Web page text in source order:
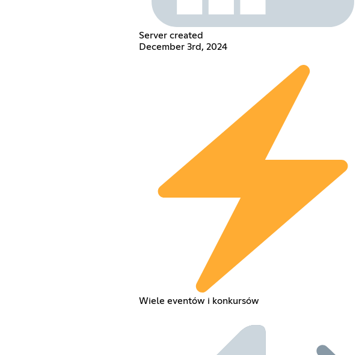
Server created
December 3rd, 2024
Wiele eventów i konkursów